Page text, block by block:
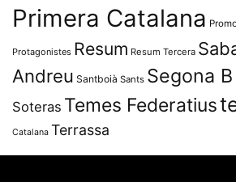
Primera Catalana
Protagonistes Resum Resum Tercera
Andreu Santboià Sants Segona B
Soteras Temes Federatius
Catalana Terrassa